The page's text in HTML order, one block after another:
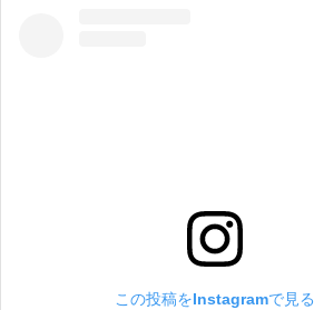
この投稿をInstagramで見る